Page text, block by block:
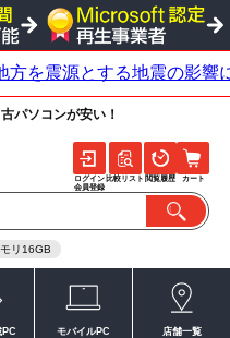
パソコンが安い！
モリ16GB
ログイン
会員登録
比較リスト 閲覧履歴 カート
モバイルPC 店舗一覧